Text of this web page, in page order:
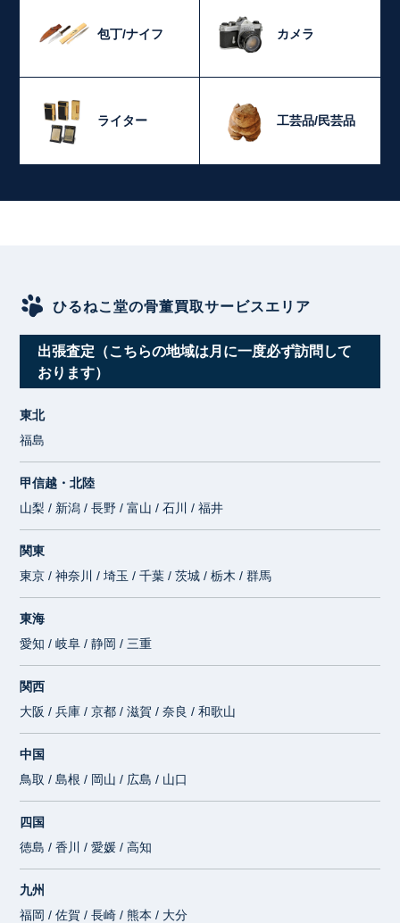
包丁/ナイフ カメラ
ライター 工芸品/民芸品
ひるねこ堂の骨董買取サービスエリア
出張査定（こちらの地域は月に一度必ず訪問して
おります）
東北
福島
甲信越・北陸
山梨 / 新潟 / 長野 / 富山 / 石川 / 福井
関東
東京 / 神奈川 / 埼玉 / 千葉 / 茨城 / 栃木 / 群馬
東海
愛知 / 岐阜 / 静岡 / 三重
関西
大阪 / 兵庫 / 京都 / 滋賀 / 奈良 / 和歌山
中国
鳥取 / 島根 / 岡山 / 広島 / 山口
四国
徳島 / 香川 / 愛媛 / 高知
九州
福岡 / 佐賀 / 長崎 / 熊本 / 大分